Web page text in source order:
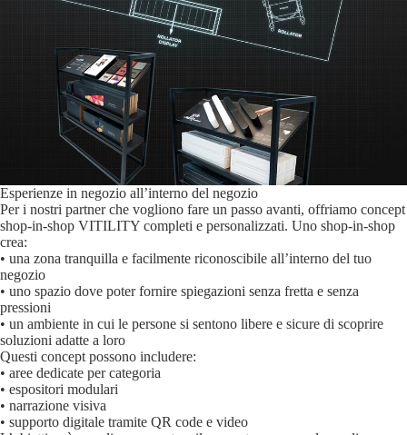
Esperienze in negozio all’interno del negozio
Per i nostri partner che vogliono fare un passo avanti, offriamo concept
shop-in-shop VITILITY completi e personalizzati. Uno shop-in-shop
crea:
• una zona tranquilla e facilmente riconoscibile all’interno del tuo
negozio
• uno spazio dove poter fornire spiegazioni senza fretta e senza
pressioni
• un ambiente in cui le persone si sentono libere e sicure di scoprire
soluzioni adatte a loro
Questi concept possono includere:
• aree dedicate per categoria
• espositori modulari
• narrazione visiva
• supporto digitale tramite QR code e video